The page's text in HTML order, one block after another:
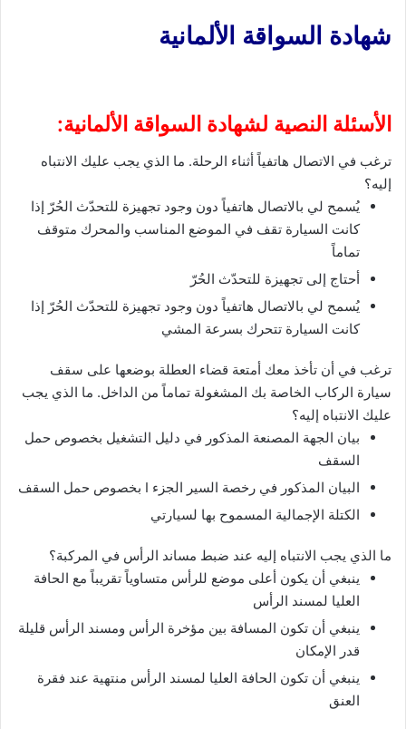
شهادة السواقة الألمانية
الأسئلة النصية لشهادة السواقة الألمانية:
ترغب في الاتصال هاتفياً أثناء الرحلة. ما الذي يجب عليك الانتباه
إليه؟
يُسمح لي بالاتصال هاتفياً دون وجود تجهيزة للتحدّث الحُرّ إذا
كانت السيارة تقف في الموضع المناسب والمحرك متوقف
تماماً
أحتاج إلى تجهيزة للتحدّث الحُرّ
يُسمح لي بالاتصال هاتفياً دون وجود تجهيزة للتحدّث الحُرّ إذا
كانت السيارة تتحرك بسرعة المشي
ترغب في أن تأخذ معك أمتعة قضاء العطلة بوضعها على سقف
سيارة الركاب الخاصة بك المشغولة تماماً من الداخل. ما الذي يجب
عليك الانتباه إليه؟
بيان الجهة المصنعة المذكور في دليل التشغيل بخصوص حمل
السقف
البيان المذكور في رخصة السير الجزء I بخصوص حمل السقف
الكتلة الإجمالية المسموح بها لسيارتي
ما الذي يجب الانتباه إليه عند ضبط مساند الرأس في المركبة؟
ينبغي أن يكون أعلى موضع للرأس متساوياً تقريباً مع الحافة
العليا لمسند الرأس
ينبغي أن تكون المسافة بين مؤخرة الرأس ومسند الرأس قليلة
قدر الإمكان
ينبغي أن تكون الحافة العليا لمسند الرأس منتهية عند فقرة
العنق